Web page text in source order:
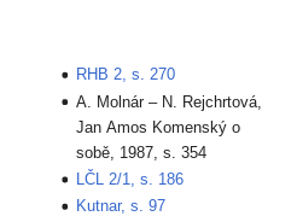
RHB 2, s. 270
A. Molnár – N. Rejchrtová,
Jan Amos Komenský o
sobě, 1987, s. 354
LČL 2/1, s. 186
Kutnar, s. 97